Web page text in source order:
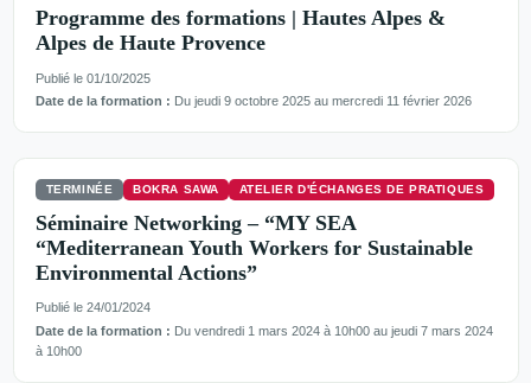
Programme des formations | Hautes Alpes &
Alpes de Haute Provence
Publié le 01/10/2025
Date de la formation : Du jeudi 9 octobre 2025 au mercredi 11 février 2026
TERMINÉE BOKRA SAWA ATELIER D'ÉCHANGES DE PRATIQUES
Séminaire Networking – “MY SEA
“Mediterranean Youth Workers for Sustainable
Environmental Actions”
Publié le 24/01/2024
Date de la formation : Du vendredi 1 mars 2024 à 10h00 au jeudi 7 mars 2024
à 10h00